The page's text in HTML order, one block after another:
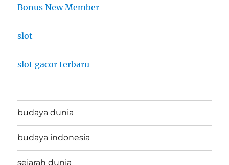
Bonus New Member
slot
slot gacor terbaru
budaya dunia
budaya indonesia
sejarah dunia